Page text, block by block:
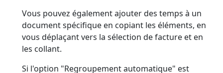
Vous pouvez également ajouter des temps à un
document spécifique en copiant les éléments, en
vous déplaçant vers la sélection de facture et en
les collant.
Si l'option "Regroupement automatique" est